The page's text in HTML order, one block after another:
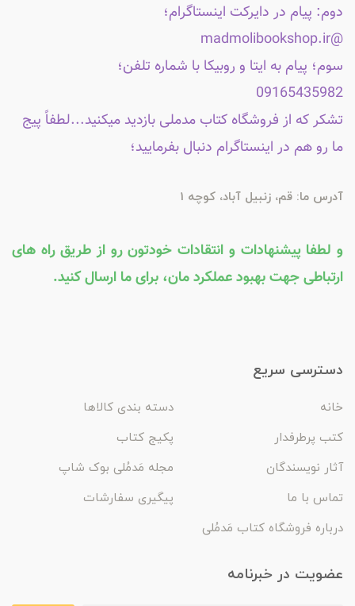
دوم: پیام در دایرکت اینستاگرام؛
@madmolibookshop.ir
سوم؛ پیام به ایتا و روبیکا با شماره تلفن؛
09165435982
تشکر که از فروشگاه کتاب مدملی بازدید میکنید...لطفاً پیج
ما رو هم در اینستاگرام دنبال بفرمایید؛
آدرس ما: قم، زنبیل آباد، کوچه 1
و لطفا پیشنهادات و انتقادات خودتون رو از طریق راه های
ارتباطی جهت بهبود عملکرد مان، برای ما ارسال کنید.
دسترسی سریع
خانه
دسته بندی کالاها
کتب پرطرفدار
پکیج کتاب
آثار نویسندگان
مجله مَدمُلی بوک شاپ
تماس با ما
پیگیری سفارشات
درباره فروشگاه کتاب مَدمُلی
عضویت در خبرنامه